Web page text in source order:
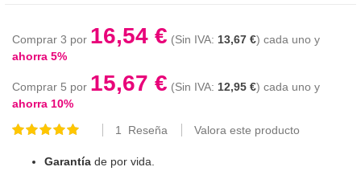
Comprar 3 por 16,54 € 13,67 € cada uno y
ahorra 5%
Comprar 5 por 15,67 € 12,95 € cada uno y
ahorra 10%
Valoración:
1 Reseña Valora este producto
Garantía de por vida.